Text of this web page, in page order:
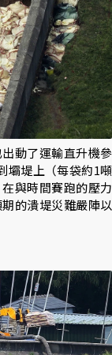
動了運輸直升機參
壩堤上（每袋約1噸
與時間賽跑的壓力
的潰堤災難嚴陣以